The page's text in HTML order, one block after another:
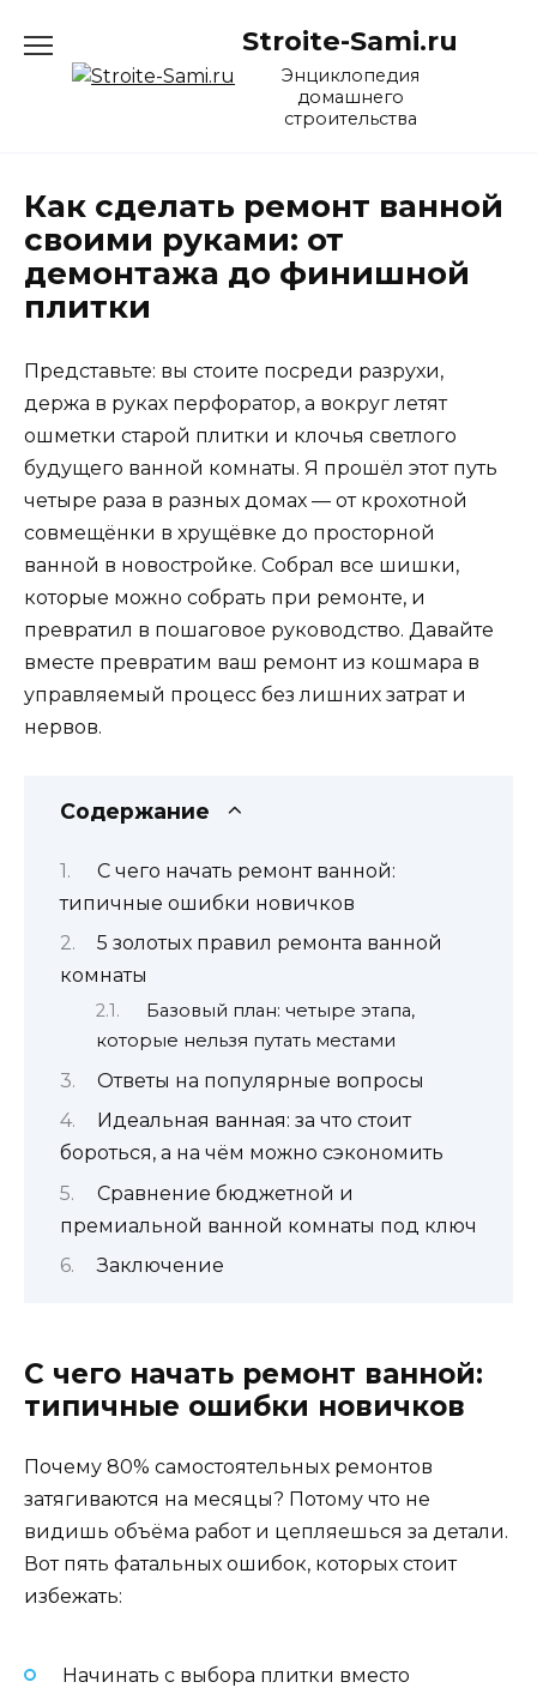
содержанию
Stroite-Sami.ru
Энциклопедия
домашнего
строительства
Как сделать ремонт ванной
своими руками: от
демонтажа до финишной
плитки
Представьте: вы стоите посреди разрухи,
держа в руках перфоратор, а вокруг летят
ошметки старой плитки и клочья светлого
будущего ванной комнаты. Я прошёл этот путь
четыре раза в разных домах — от крохотной
совмещёнки в хрущёвке до просторной
ванной в новостройке. Собрал все шишки,
которые можно собрать при ремонте, и
превратил в пошаговое руководство. Давайте
вместе превратим ваш ремонт из кошмара в
управляемый процесс без лишних затрат и
нервов.
Содержание
С чего начать ремонт ванной:
типичные ошибки новичков
5 золотых правил ремонта ванной
комнаты
Базовый план: четыре этапа,
которые нельзя путать местами
Ответы на популярные вопросы
Идеальная ванная: за что стоит
бороться, а на чём можно сэкономить
Сравнение бюджетной и
премиальной ванной комнаты под ключ
Заключение
С чего начать ремонт ванной:
типичные ошибки новичков
Почему 80% самостоятельных ремонтов
затягиваются на месяцы? Потому что не
видишь объёма работ и цепляешься за детали.
Вот пять фатальных ошибок, которых стоит
избежать:
Начинать с выбора плитки вместо